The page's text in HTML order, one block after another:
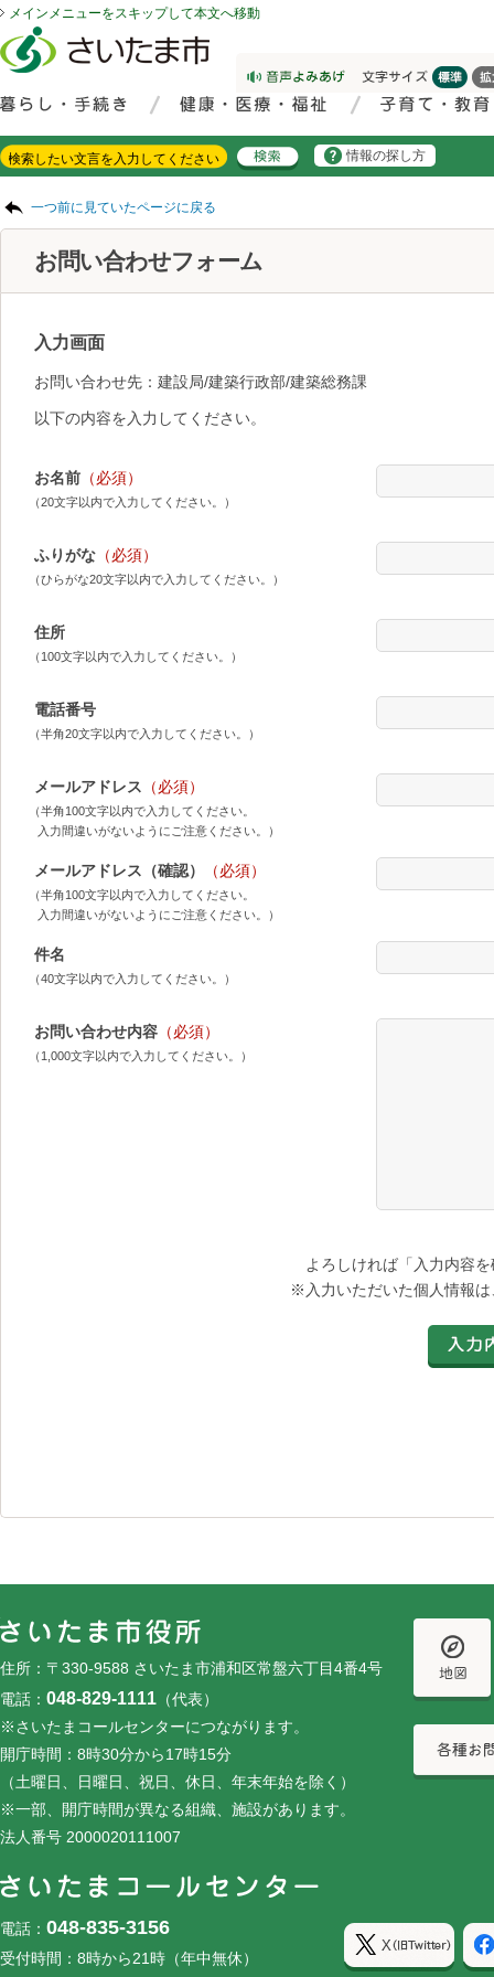
メインメニューをスキップして本文へ移動
情報の探し方
一つ前に見ていたページに戻る
お問い合わせフォーム
入力画面
お問い合わせ先：建設局/建築行政部/建築総務課
以下の内容を入力してください。
お名前 （必須）
（20文字以内で入力してください。）
ふりがな （必須）
（ひらがな20文字以内で入力してください。）
住所
（100文字以内で入力してください。）
電話番号
（半角20文字以内で入力してください。）
メールアドレス （必須）
（半角100文字以内で入力してください。
入力間違いがないようにご注意ください。）
メールアドレス（確認） （必須）
（半角100文字以内で入力してください。
入力間違いがないようにご注意ください。）
件名
（40文字以内で入力してください。）
お問い合わせ内容 （必須）
（1,000文字以内で入力してください。）
よろしければ「入力内容
※入力いただいた個人情報
住所：〒330-9588 さいたま市浦和区常盤六丁目4番4号
電話： 048-829-1111 （代表）
※さいたまコールセンターにつながります。
開庁時間：8時30分から17時15分
（土曜日、日曜日、祝日、休日、年末年始を除く）
※一部、開庁時間が異なる組織、施設があります。
法人番号 2000020111007
電話： 048-835-3156
受付時間：8時から21時（年中無休）